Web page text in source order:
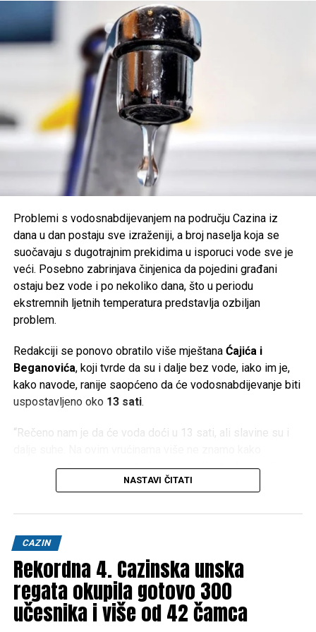
životne potrebe.
Odgovornim odnosom prema potrošnji vode svi zajedno
možemo doprinijeti da i korisnici koji se nalaze na
najugroženijim dijelovima vodovodne mreže dobiju
dovoljne količine vode za piće i osnovne životne potrebe.
Zahvaljujemo svim korisnicima na razumijevanju, strpljenju i
saradnji.
Share Post
Share
Tweet
Mail
Problemi s vodosnabdijevanjem na području Cazina iz
dana u dan postaju sve izraženiji, a broj naselja koja se
suočavaju s dugotrajnim prekidima u isporuci vode sve je
veći. Posebno zabrinjava činjenica da pojedini građani
ostaju bez vode i po nekoliko dana, što u periodu
ekstremnih ljetnih temperatura predstavlja ozbiljan
problem.
Redakciji se ponovo obratilo više mještana Ćajića i
Beganovića, koji tvrde da su i dalje bez vode, iako im je,
kako navode, ranije saopćeno da će vodosnabdijevanje biti
uspostavljeno oko 13 sati.
“Rečeno nam je da će voda doći u 13 sati, ali slavine su i
organizovati osnovne potrebe u domaćinstvu”, navodi
Temperature koje ovih dana prelaze40 stepeni Celzijusa
samo na piće i pripremu hrane, već i na održavanje higijene,
napajanje stoke, zalijevanje vrtova i normalno
funkcionisanje domaćinstava.
Građani ističu da razumiju kako su povećana potrošnja i
NASTAVI ČITATI
CAZIN
Rekordna 4. Cazinska unska
regata okupila gotovo 300
učesnika i više od 42 čamca